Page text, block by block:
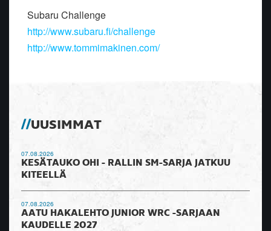
Subaru Challenge
http://www.subaru.fi/challenge
http://www.tommimakinen.com/
UUSIMMAT
07.08.2026
KESÄTAUKO OHI - RALLIN SM-SARJA JATKUU
KITEELLÄ
07.08.2026
AATU HAKALEHTO JUNIOR WRC -SARJAAN
KAUDELLE 2027